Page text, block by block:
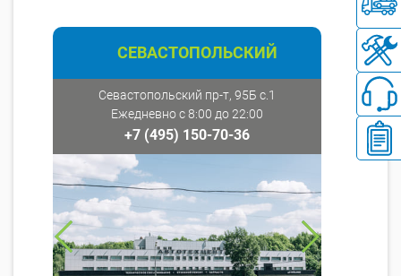
СЕВАСТОПОЛЬСКИЙ
Севастопольский пр-т, 95Б с.1
Ежедневно с 8:00 до 22:00
+7 (495) 150-70-36